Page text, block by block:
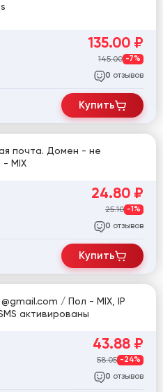
135.00 ₽
145.00 -7%
0 отзывов
Купить
почта. Домен - не
- MIX
24.80 ₽
25.10 -1%
0 отзывов
Купить
/ Пол - MIX, IP
активированы
43.88 ₽
58.05 -24%
0 отзывов